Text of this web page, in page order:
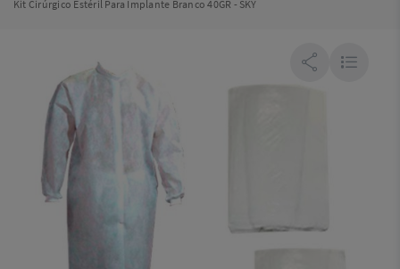
Henry Schein
Equipamentos
em
Cremer
Simples
Kit Cirúrgico Estéril Para Implante Branco 40GR - SKY